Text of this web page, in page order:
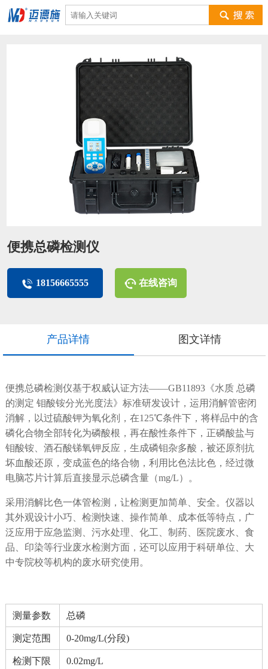
便携总磷检测仪
18156665555 在线咨询
产品详情 图文详情
便携总磷检测仪基于权威认证方法——GB11893《水质 总磷
的测定 钼酸铵分光光度法》标准研发设计，运用消解管密闭
消解，以过硫酸钾为氧化剂，在125℃条件下，将样品中的含
磷化合物全部转化为磷酸根，再在酸性条件下，正磷酸盐与
钼酸铵、酒石酸锑氧钾反应，生成磷钼杂多酸，被还原剂抗
坏血酸还原，变成蓝色的络合物，利用比色法比色，经过微
电脑芯片计算后直接显示总磷含量（mg/L）。
采用消解比色一体管检测，让检测更加简单、安全。仪器以
其外观设计小巧、检测快速、操作简单、成本低等特点，广
泛应用于应急监测、污水处理、化工、制药、医院废水、食
品、印染等行业废水检测方面，还可以应用于科研单位、大
中专院校等机构的废水研究使用。
测量参数 总磷
测定范围 0-20mg/L(分段)
检测下限 0.02mg/L